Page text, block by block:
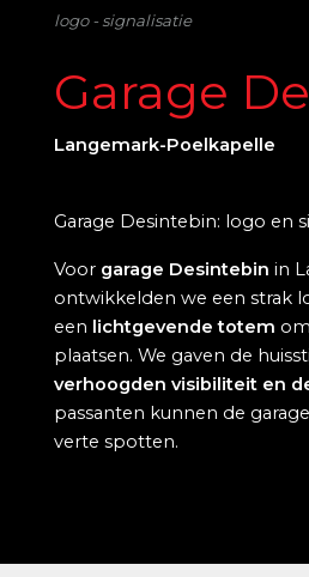
logo - signalisatie
Garage
Langemark-Poelkapelle
Garage Desintebin: logo en
Voor garage Desintebin in
ontwikkelden we een strak
een lichtgevende totem
plaatsen. We gaven de
verhoogden visibiliteit en
passanten kunnen de
verte spotten.